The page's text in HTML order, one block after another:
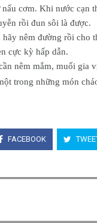
cơm. Khi nước cạn
rồi đun sôi là được.
nêm đường rồi cho
cực kỳ hấp dẫn.
nêm mắm, muối
trong những món
FACEBOOK